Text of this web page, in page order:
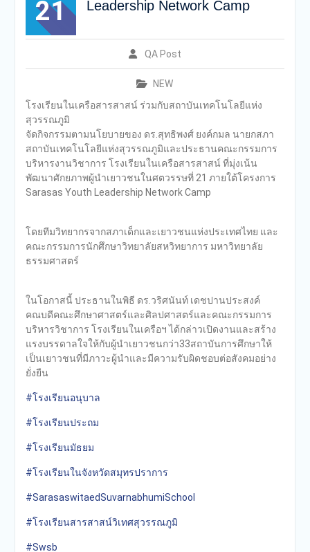
21
Leadership Network Camp
QA Post
NEW
โรงเรียนในเครือสารสาสน์ ร่วมกับสถาบันเทคโนโลยีแห่ง
สุวรรณภูมิ
จัดกิจกรรมตามนโยบายของ ดร.สุทธิ​พงศ์​ ยงค์กมล นายกสภา​
สถาบัน​เทคโนโลยี​แห่งสุวรรณภูมิ​และประธานคณะกรรมการ​
บริหารงาน​วิชาการ โรงเรียน​ในเครือ​สาร​สาสน์​ ที่มุ่งเน้น
พัฒนาศักยภาพผู้นำเยาวชนในศตวรรษที่ 21 ภายใต้โครงการ
Sarasas Youth Leadership Network Camp
โดยทีมวิทยากรจากสภาเด็กและเยาวชนแห่งประเทศไทย และ
คณะกรรมการนักศึกษาวิทยาลัยสหวิทยาการ มหาวิทยาลัย
ธรรมศาสตร์
ในโอกาสนี้ ประธานในพิธี ดร.วริศนันท์ เดชปานประสงค์
คณบดีคณะศึกษาศาสตร์และศิลปศาสตร์และคณะกรรมการ
บริหารวิชาการ โรงเรียนในเครือฯ ได้กล่าวเปิดงานและสร้าง
แรงบรรดาลใจให้กับผู้นำเยาวชนกว่า33สถาบันการศึกษาให้
เป็นเยาวชนที่มีภาวะผู้นำและมีความรับผิดชอบต่อสังคมอย่าง
ยั่งยืน
#โรงเรียนอนุบาล
#โรงเรียนประถม
#โรงเรียนมัธยม
#โรงเรียนในจังหวัดสมุทรปราการ
#SarasaswitaedSuvarnabhumiSchool
#โรงเรียนสารสาสน์วิเทศสุวรรณภูมิ
#Swsb